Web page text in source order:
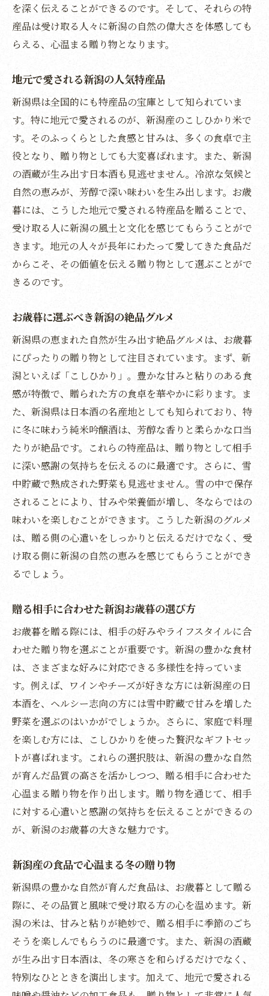
新潟の米と酒で彩るお歳暮の品
地域の風土が育むお歳暮用米と酒
新潟の絶品米と名酒の選び方
贈答品として喜ばれる新潟の米と酒
新潟の自然が育てた米と酒のお歳暮
新潟産米と酒で特別なお歳暮に
心温まる冬の贈り物新潟ならではのお歳暮で特
別な思いを
新潟独自の魅力を持つお歳暮の品
冬の贈り物にふさわしい新潟の逸品
新潟特産で贈る心温まるお歳暮
新潟らしさを感じる特別なお歳暮
新潟の味覚が伝える心温まる贈り物
特別感を演出する新潟の冬のお歳暮
新潟の特産品で喜ばれるお歳暮
地域の味覚を楽しむ特産品のお歳暮
新潟の特産品がもたらす贈答の喜び
お歳暮に最適な新潟の特産品を選ぶ
新潟の美味しさが伝える特別な贈り物
特産品で心に届ける新潟のお歳暮
新潟の美味しさを贈るお歳暮で楽しむ豊かな風
新潟の風土を感じるお歳暮の選び方
地元の味わいを楽しむ新潟のお歳暮
新潟の豊かな自然を贈るお歳暮
お歳暮で味わう新潟の美食文化
風土が育てた新潟の美味しさを贈る
新潟の味覚を堪能するお歳暮の魅力
物語
新潟県の逸品が紡ぐ感謝のストーリー
贈り物に込める新潟の心
県産品で描く新潟のお歳暮の物語
話題の逸品が伝える新潟からの感謝
新潟の逸品で心を届けるお歳暮
新潟の特産品が紡ぐ贈り物の物語
冬の特別な贈り物新潟の自然と共に心を込めた
お歳暮を
自然と共に贈る新潟のお歳暮
心を込めた冬の贈り物新潟スタイル
自然の恵みを感じる新潟の贈り物
新潟の風景と共に贈るお歳暮の魅力
冬の特別感を演出する新潟のお歳暮
を深く伝えることができるのです。そして、それらの特
産品は受け取る人々に新潟の自然の偉大さを体感しても
らえる、心温まる贈り物となります。
地元で愛される新潟の人気特産品
新潟県は全国的にも特産品の宝庫として知られていま
す。特に地元で愛されるのが、新潟産のこしひかり米で
す。そのふっくらとした食感と甘みは、多くの食卓で主
役となり、贈り物としても大変喜ばれます。また、新潟
の酒蔵が生み出す日本酒も見逃せません。冷涼な気候と
自然の恵みが、芳醇で深い味わいを生み出します。お歳
暮には、こうした地元で愛される特産品を贈ることで、
受け取る人に新潟の風土と文化を感じてもらうことがで
きます。地元の人々が長年にわたって愛してきた食品だ
からこそ、その価値を伝える贈り物として選ぶことがで
きるのです。
お歳暮に選ぶべき新潟の絶品グルメ
新潟県の恵まれた自然が生み出す絶品グルメは、お歳暮
にぴったりの贈り物として注目されています。まず、新
潟といえば「こしひかり」。豊かな甘みと粘りのある食
感が特徴で、贈られた方の食卓を華やかに彩ります。ま
た、新潟県は日本酒の名産地としても知られており、特
に冬に味わう純米吟醸酒は、芳醇な香りと柔らかな口当
たりが絶品です。これらの特産品は、贈り物として相手
に深い感謝の気持ちを伝えるのに最適です。さらに、雪
中貯蔵で熟成された野菜も見逃せません。雪の中で保存
されることにより、甘みや栄養価が増し、冬ならではの
味わいを楽しむことができます。こうした新潟のグルメ
は、贈る側の心遣いをしっかりと伝えるだけでなく、受
け取る側に新潟の自然の恵みを感じてもらうことができ
るでしょう。
贈る相手に合わせた新潟お歳暮の選び方
お歳暮を贈る際には、相手の好みやライフスタイルに合
わせた贈り物を選ぶことが重要です。新潟の豊かな食材
は、さまざまな好みに対応できる多様性を持っていま
す。例えば、ワインやチーズが好きな方には新潟産の日
本酒を、ヘルシー志向の方には雪中貯蔵で甘みを増した
野菜を選ぶのはいかがでしょうか。さらに、家庭で料理
を楽しむ方には、こしひかりを使った贅沢なギフトセッ
トが喜ばれます。これらの選択肢は、新潟の豊かな自然
が育んだ品質の高さを活かしつつ、贈る相手に合わせた
心温まる贈り物を作り出します。贈り物を通じて、相手
に対する心遣いと感謝の気持ちを伝えることができるの
が、新潟のお歳暮の大きな魅力です。
新潟産の食品で心温まる冬の贈り物
新潟県の豊かな自然が育んだ食品は、お歳暮として贈る
際に、その品質と風味で受け取る方の心を温めます。新
潟の米は、甘みと粘りが絶妙で、贈る相手に季節のごち
そうを楽しんでもらうのに最適です。また、新潟の酒蔵
が生み出す日本酒は、冬の寒さを和らげるだけでなく、
特別なひとときを演出します。加えて、地元で愛される